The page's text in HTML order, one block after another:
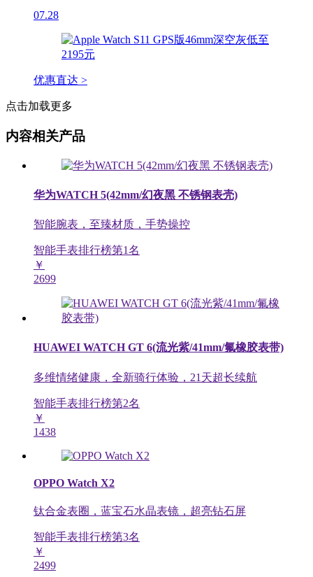
07.28
优惠直达 >
点击加载更多
内容相关产品
华为WATCH 5(42mm/幻夜黑 不锈钢表壳)
智能腕表，至臻材质，手势操控
智能手表排行榜第1名
￥
2699
HUAWEI WATCH GT 6(流光紫/41mm/氟橡胶表带)
多维情绪健康，全新骑行体验，21天超长续航
智能手表排行榜第2名
￥
1438
OPPO Watch X2
钛合金表圈，蓝宝石水晶表镜，超亮钻石屏
智能手表排行榜第3名
￥
2499